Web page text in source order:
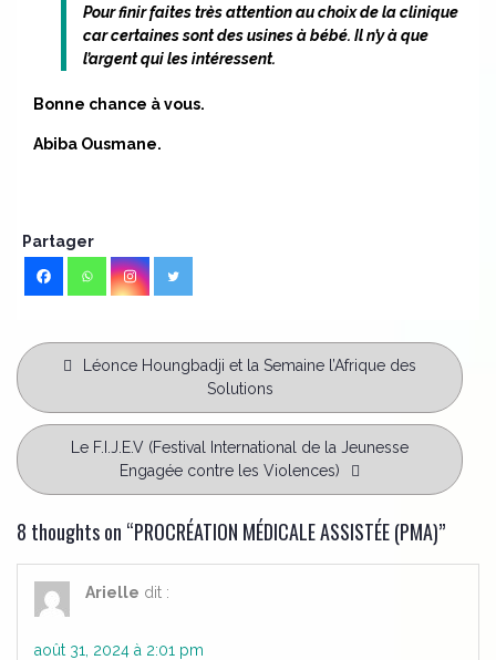
Pour finir faites très attention au choix de la clinique
car certaines sont des usines à bébé. Il n’y à que
l’argent qui les intéressent.
Bonne chance à vous.
Abiba Ousmane.
Partager
Léonce Houngbadji et la Semaine l’Afrique des
Solutions
Le F.I.J.E.V (Festival International de la Jeunesse
Engagée contre les Violences)
8 thoughts on “PROCRÉATION MÉDICALE ASSISTÉE (PMA)”
Arielle dit :
août 31, 2024 à 2:01 pm